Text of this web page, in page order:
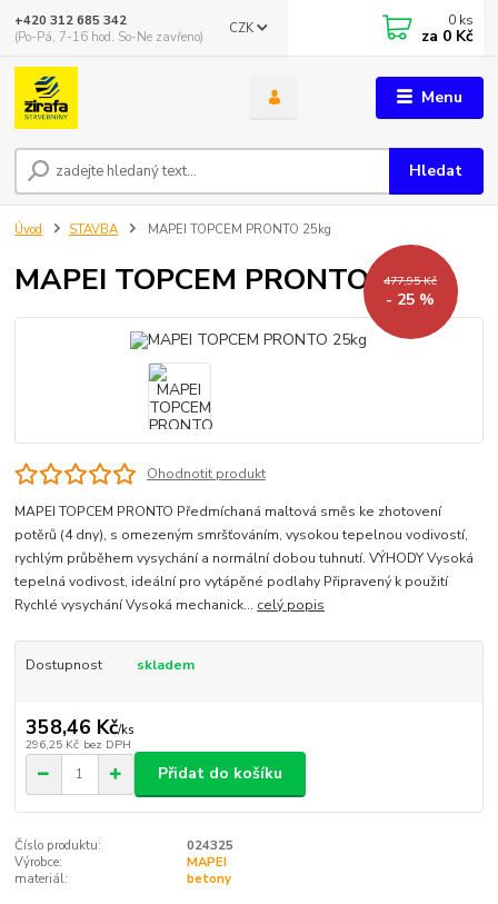
Menu
CZK
Hledat
+420 312 685 342
(Po-Pá, 7-16 hod. So-Ne zavřeno)
0 ks
za 0 Kč
Úvod STAVBA MAPEI TOPCEM PRONTO 25kg
MAPEI TOPCEM PRONTO 25kg
477,95 Kč
- 25 %
Ohodnotit produkt
MAPEI TOPCEM PRONTO Předmíchaná maltová směs ke zhotovení
potěrů (4 dny), s omezeným smršťováním, vysokou tepelnou vodivostí,
rychlým průběhem vysychání a normální dobou tuhnutí. VÝHODY Vysoká
tepelná vodivost, ideální pro vytápěné podlahy Připravený k použití
Rychlé vysychání Vysoká mechanick... celý popis
Dostupnost skladem
358,46 Kč/ks
296,25 Kč bez DPH
Přidat do košíku
Číslo produktu:
024325
Výrobce:
MAPEI
materiál:
betony